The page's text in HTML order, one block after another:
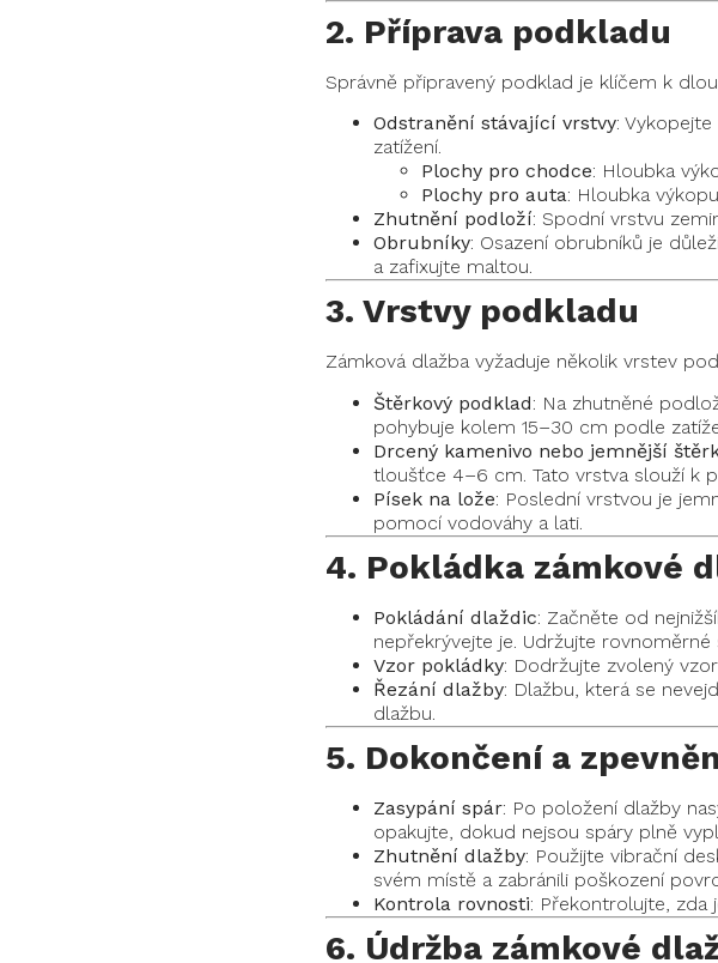
2. Příprava podkladu
Správně připravený podklad je klíčem k
Odstranění stávající vrstvy:
zatížení.
Plochy pro chodce: Hloubka
Plochy pro auta: Hloubka
Zhutnění podloží: Spodní vrstvu
Obrubníky: Osazení obrubníků je
a zafixujte maltou.
3. Vrstvy podkladu
Zámková dlažba vyžaduje několik vrstev
Štěrkový podklad: Na zhutněné
pohybuje kolem 15–30 cm podle
Drcený kamenivo nebo jemnější
tloušťce 4–6 cm. Tato vrstva slouží k
Písek na lože: Poslední vrstvou je
pomocí vodováhy a lati.
4. Pokládka zámkové
Pokládání dlaždic: Začněte od
nepřekrývejte je. Udržujte rovnoměrné
Vzor pokládky: Dodržujte zvolený
Řezání dlažby: Dlažbu, která se
dlažbu.
5. Dokončení a
Zasypání spár: Po položení dlažby
opakujte, dokud nejsou spáry plně
Zhutnění dlažby: Použijte vibrační
svém místě a zabránili poškození
Kontrola rovnosti: Překontrolujte, zda
6. Údržba zámkové